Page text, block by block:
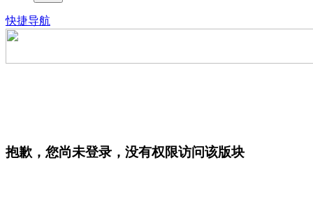
快捷导航
抱歉，您尚未登录，没有权限访问该版块